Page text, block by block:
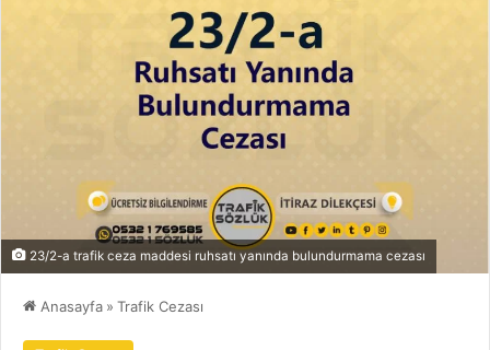
23/2-a trafik ceza maddesi ruhsatı yanında bulundurmama cezası
Anasayfa » Trafik Cezası